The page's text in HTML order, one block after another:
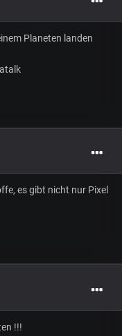
Planeten landen
es gibt nicht nur Pixel
!!!